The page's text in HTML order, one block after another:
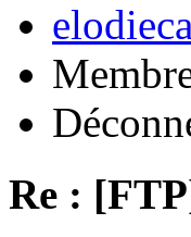
Re :